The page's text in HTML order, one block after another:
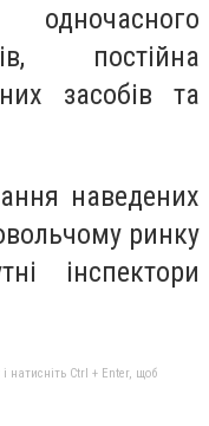
постійна
засобів та
наведених
ринку
інспектори
натисніть Ctrl + Enter, щоб